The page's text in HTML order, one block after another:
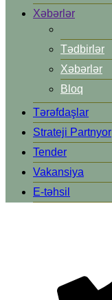
Xəbərlər
Tədbirlər
Xəbərlər
Bloq
Tərəfdaşlar
Strateji Partnyor
Tender
Vakansiya
E-təhsil